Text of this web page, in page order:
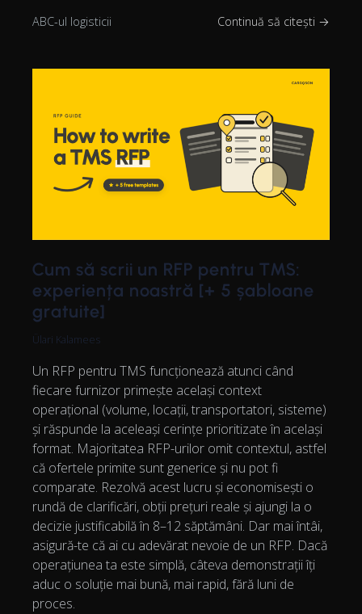
ABC-ul logisticii Continuă să citești →
Cum să scrii un RFP pentru TMS:
experiența noastră [+ 5 șabloane
gratuite]
Ülari Kalamees
Un RFP pentru TMS funcționează atunci când
fiecare furnizor primește același context
operațional (volume, locații, transportatori, sisteme)
și răspunde la aceleași cerințe prioritizate în același
format. Majoritatea RFP-urilor omit contextul, astfel
că ofertele primite sunt generice și nu pot fi
comparate. Rezolvă acest lucru și economisești o
rundă de clarificări, obții prețuri reale și ajungi la o
decizie justificabilă în 8–12 săptămâni. Dar mai întâi,
asigură-te că ai cu adevărat nevoie de un RFP. Dacă
operațiunea ta este simplă, câteva demonstrații îți
aduc o soluție mai bună, mai rapid, fără luni de
proces.